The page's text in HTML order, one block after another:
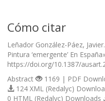
Cómo citar
Leñador González-Páez,
Pintura ‘emergente’ En
https://doi.org/10.1387/
Abstract
1169 | PDF
124 XML (Redalyc)
0 HTML (Redalyc) Downloads